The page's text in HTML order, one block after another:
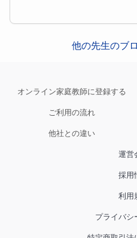
他の先生のブ
オンライン家庭教師に登録する
ご利用の流れ
他社との違い
運営
採用
利用
プライバシ